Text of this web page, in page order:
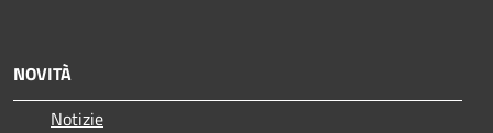
NOVITÀ
Notizie